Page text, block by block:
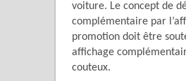
voiture. Le concept de
complémentaire par
promotion doit être
affichage
couteux.